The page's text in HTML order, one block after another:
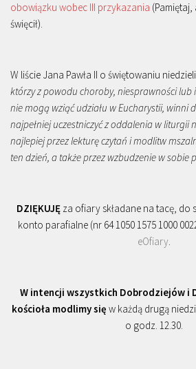
obowiązku wobec III przykazania
święcił).
W liście Jana Pawła II o świętowaniu
którzy z powodu choroby, niesprawności lub
nie mogą wziąć udziału w Eucharystii, winni
najpełniej uczestniczyć z oddalenia w liturgii
najlepiej przez lekturę czytań i modlitw
ten dzień, a także przez wzbudzenie w sobie
DZIĘKUJĘ za ofiary składane na tacę, do
konto parafialne (nr 64 1050 1575 1000
eOfiary.
W intencji wszystkich Dobrodziejów i
kościoła modlimy się w każdą drugą
o godz. 12.30.